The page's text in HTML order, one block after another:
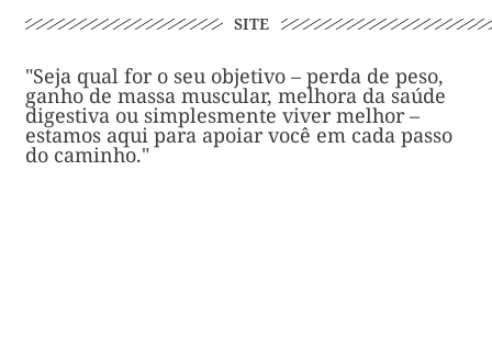
SITE
"Seja qual for o seu objetivo – perda de peso,
ganho de massa muscular, melhora da saúde
digestiva ou simplesmente viver melhor –
estamos aqui para apoiar você em cada passo
do caminho."